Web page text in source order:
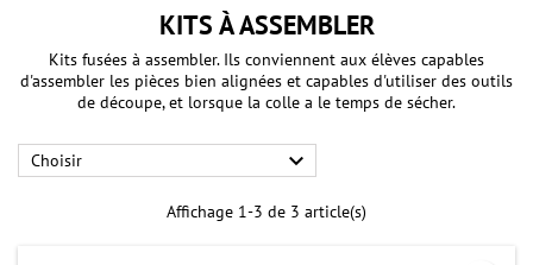
KITS À ASSEMBLER
Kits fusées à assembler. Ils conviennent aux élèves capables
d'assembler les pièces bien alignées et capables d'utiliser des outils
de découpe, et lorsque la colle a le temps de sécher.
Choisir 
Affichage 1-3 de 3 article(s)